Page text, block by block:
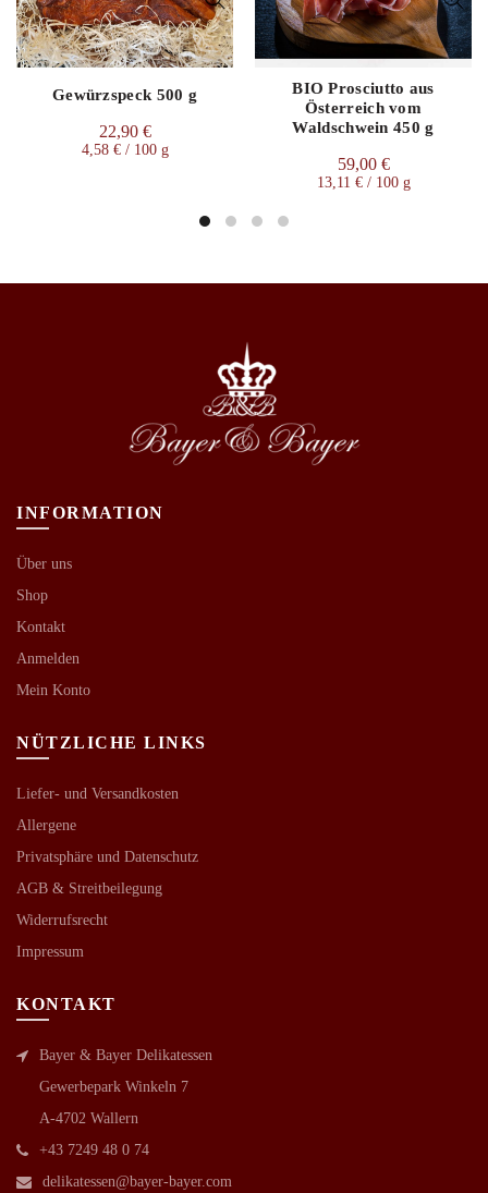
Gewürzspeck 500 g
22,90 €
4,58 €/ 100 g
BIO Prosciutto aus
Österreich vom
Waldschwein 450 g
59,00 €
13,11 €/ 100 g
INFORMATION
Über uns
Shop
Kontakt
Anmelden
Mein Konto
NÜTZLICHE LINKS
Liefer- und Versandkosten
Allergene
Privatsphäre und Datenschutz
AGB & Streitbeilegung
Widerrufsrecht
Impressum
KONTAKT
Bayer & Bayer Delikatessen
Gewerbepark Winkeln 7
A-4702 Wallern
+43 7249 48 0 74
delikatessen@bayer-bayer.com